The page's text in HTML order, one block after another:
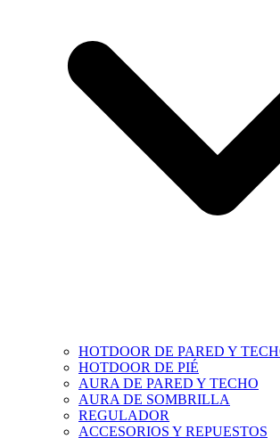
HOTDOOR DE PARED Y
HOTDOOR DE PIÉ
AURA DE PARED Y TECHO
AURA DE SOMBRILLA
REGULADOR
ACCESORIOS Y REPUESTOS